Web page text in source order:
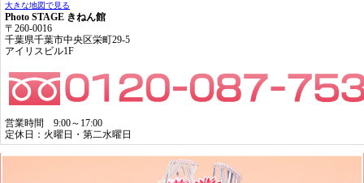
大きな地図で見る
Photo STAGE きねん館
〒260-0016
千葉県千葉市中央区栄町29-5
アイリスビル1F
営業時間 9:00～17:00
定休日：火曜日・第二水曜日